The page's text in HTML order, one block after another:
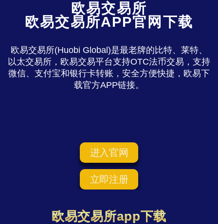
欧易交易所
欧易交易所APP官网下载
欧易交易所(Huobi Global)是最老牌的比特、莱特、
以太交易所，欧易交易平台支持OTC法币交易，支持
微信、支付宝和银行卡转账，安全方便快捷，欧易下
载官方APP链接。
进入官网
立即注册
欧易交易所app下载